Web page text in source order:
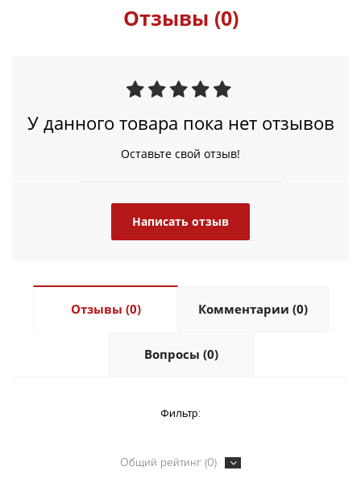
Отзывы (0)
У данного товара пока нет отзывов
Оставьте свой отзыв!
Написать отзыв
Отзывы (0) Комментарии (0)
Вопросы (0)
Фильтр:
Общий рейтинг (0)